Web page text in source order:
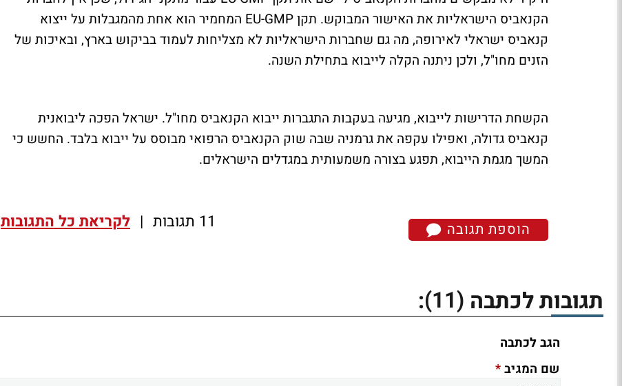
הקנאביס הישראליות את האישור המבוקש. תקן EU-GMP המחמיר הוא אחת מהמגבלות על ייצוא
קנאביס ישראלי לאירופה, מה גם שחברות הישראליות לא מצליחות לעמוד בביקוש בארץ, ובאיכות של
הזנים מחו"ל, ולכן ניתנה הקלה לייבוא בתחילת השנה.
הקשחת הדרישות לייבוא, מגיעה בעקבות התגברות ייבוא הקנאביס מחו"ל. ישראל הפכה ליבואנית
קנאביס גדולה, ואפילו עקפה את גרמניה שבה שוק הקנאביס הרפואי מבוסס על ייבוא בלבד. החשש כי
המשך מגמת הייבוא, תפגע בצורה משמעותית במגדלים הישראלים.
הוספת תגובה 11 תגובות | לקריאת כל התגובות
תגובות לכתבה (11)
:
הגב לכתבה
שם המגיב*